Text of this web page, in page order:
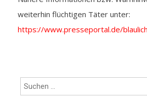
weiterhin flüchtigen Täter unter:
https://www.presseportal.de/